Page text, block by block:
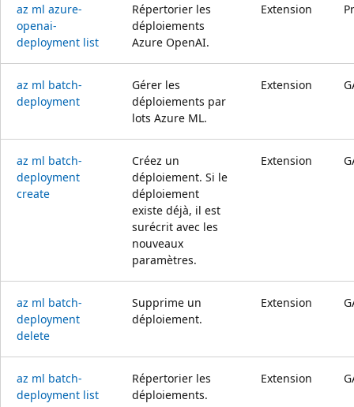
az ml azure-
openai-
deployment list
Répertorier les
déploiements
Azure OpenAI.
Extension
az ml batch-
deployment
Gérer les
déploiements par
lots Azure ML.
Extension
az ml batch-
deployment
create
Créez un
déploiement. Si le
déploiement
existe déjà, il est
surécrit avec les
nouveaux
paramètres.
Extension
az ml batch-
deployment
delete
Supprime un
déploiement.
Extension
az ml batch-
deployment list
Répertorier les
déploiements.
Extension